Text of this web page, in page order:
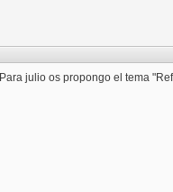
Para julio os propongo el tema